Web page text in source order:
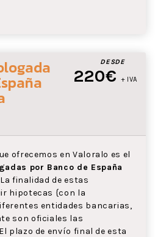
DESDE
220€ + IVA
ofrecemos en Valoralo es el
por Banco de España
finalidad de estas
hipotecas {con la
entidades bancarias,
son oficiales las
plazo de envío final de esta